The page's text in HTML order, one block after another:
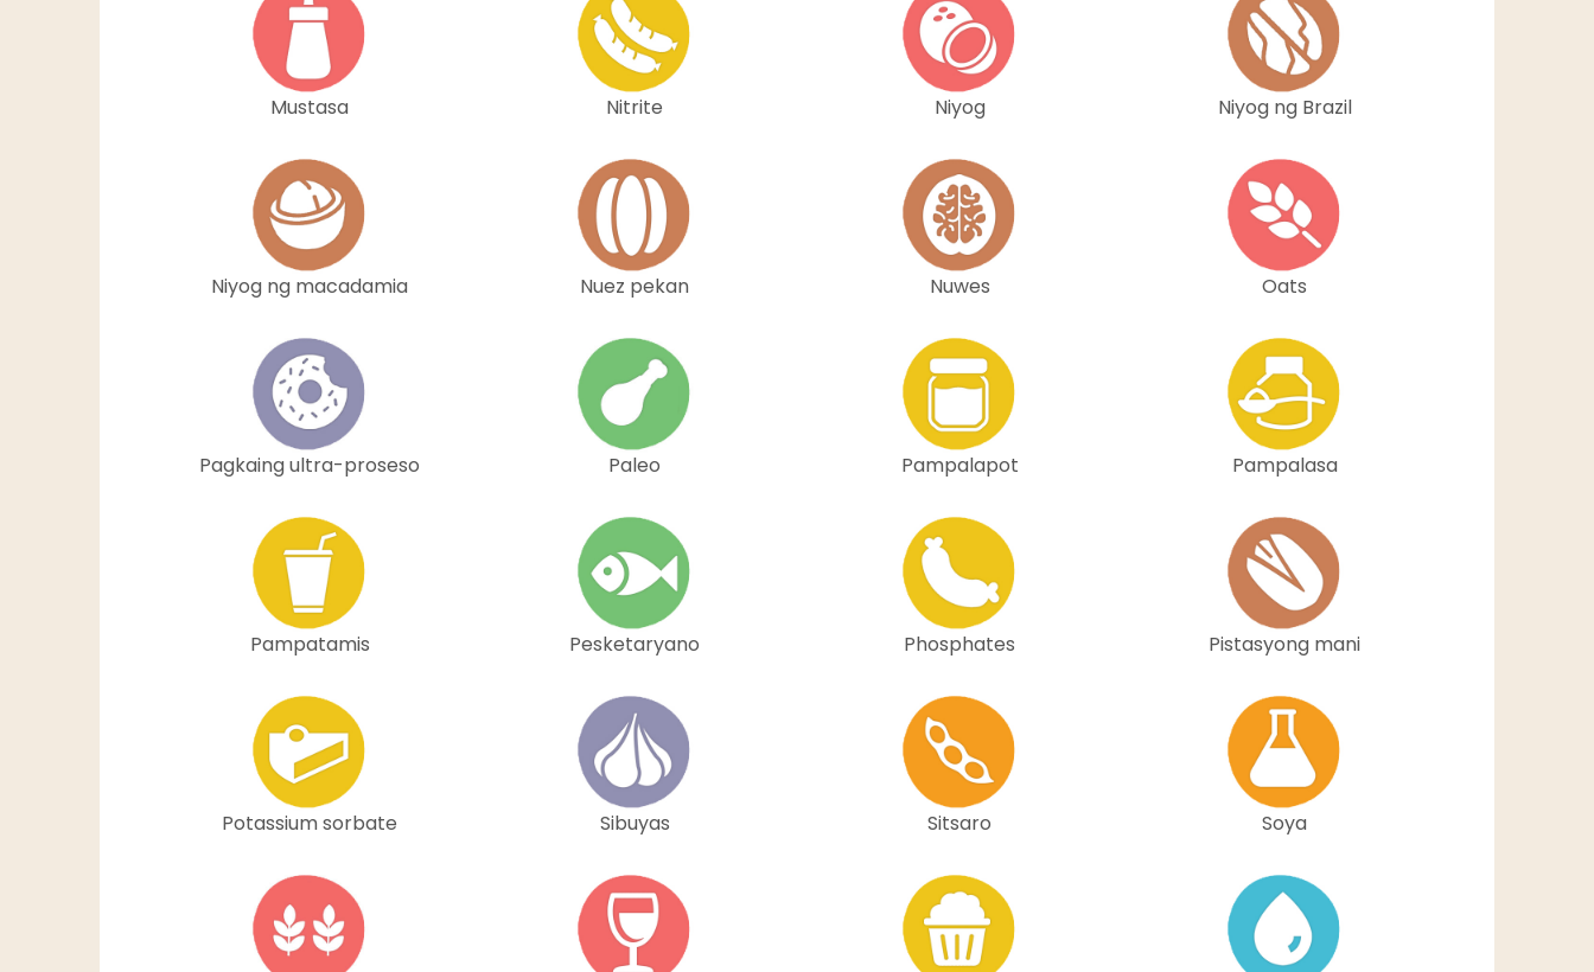
Mustasa Nitrite Niyog Niyog ng Brazil
Niyog ng macadamia Nuez pekan Nuwes Oats
Pagkaing ultra-proseso Paleo Pampalapot Pampalasa
Pampatamis Pesketaryano Phosphates Pistasyong mani
Potassium sorbate Sibuyas Sitsaro Soya